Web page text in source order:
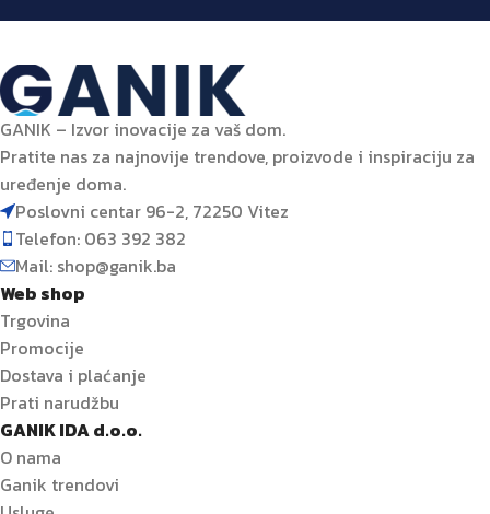
GANIK – Izvor inovacije za vaš dom.
Pratite nas za najnovije trendove, proizvode i inspiraciju za
uređenje doma.
Poslovni centar 96-2, 72250 Vitez
Telefon: 063 392 382
Mail: shop@ganik.ba
Web shop
Trgovina
Promocije
Dostava i plaćanje
Prati narudžbu
GANIK IDA d.o.o.
O nama
Ganik trendovi